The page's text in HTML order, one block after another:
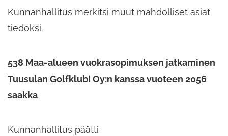
Kunnanhallitus merkitsi muut mahdolliset asiat
tiedoksi.
538 Maa-alueen vuokrasopimuksen jatkaminen
Tuusulan Golfklubi Oy:n kanssa vuoteen 2056
saakka
Kunnanhallitus päätti